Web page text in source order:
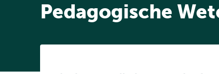
Pedagogische